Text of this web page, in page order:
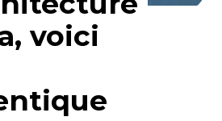
voici